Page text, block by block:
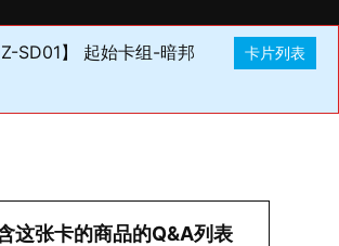
SD01】 起始卡组-暗邦
卡片列表
这张卡的商品的Q&A列表